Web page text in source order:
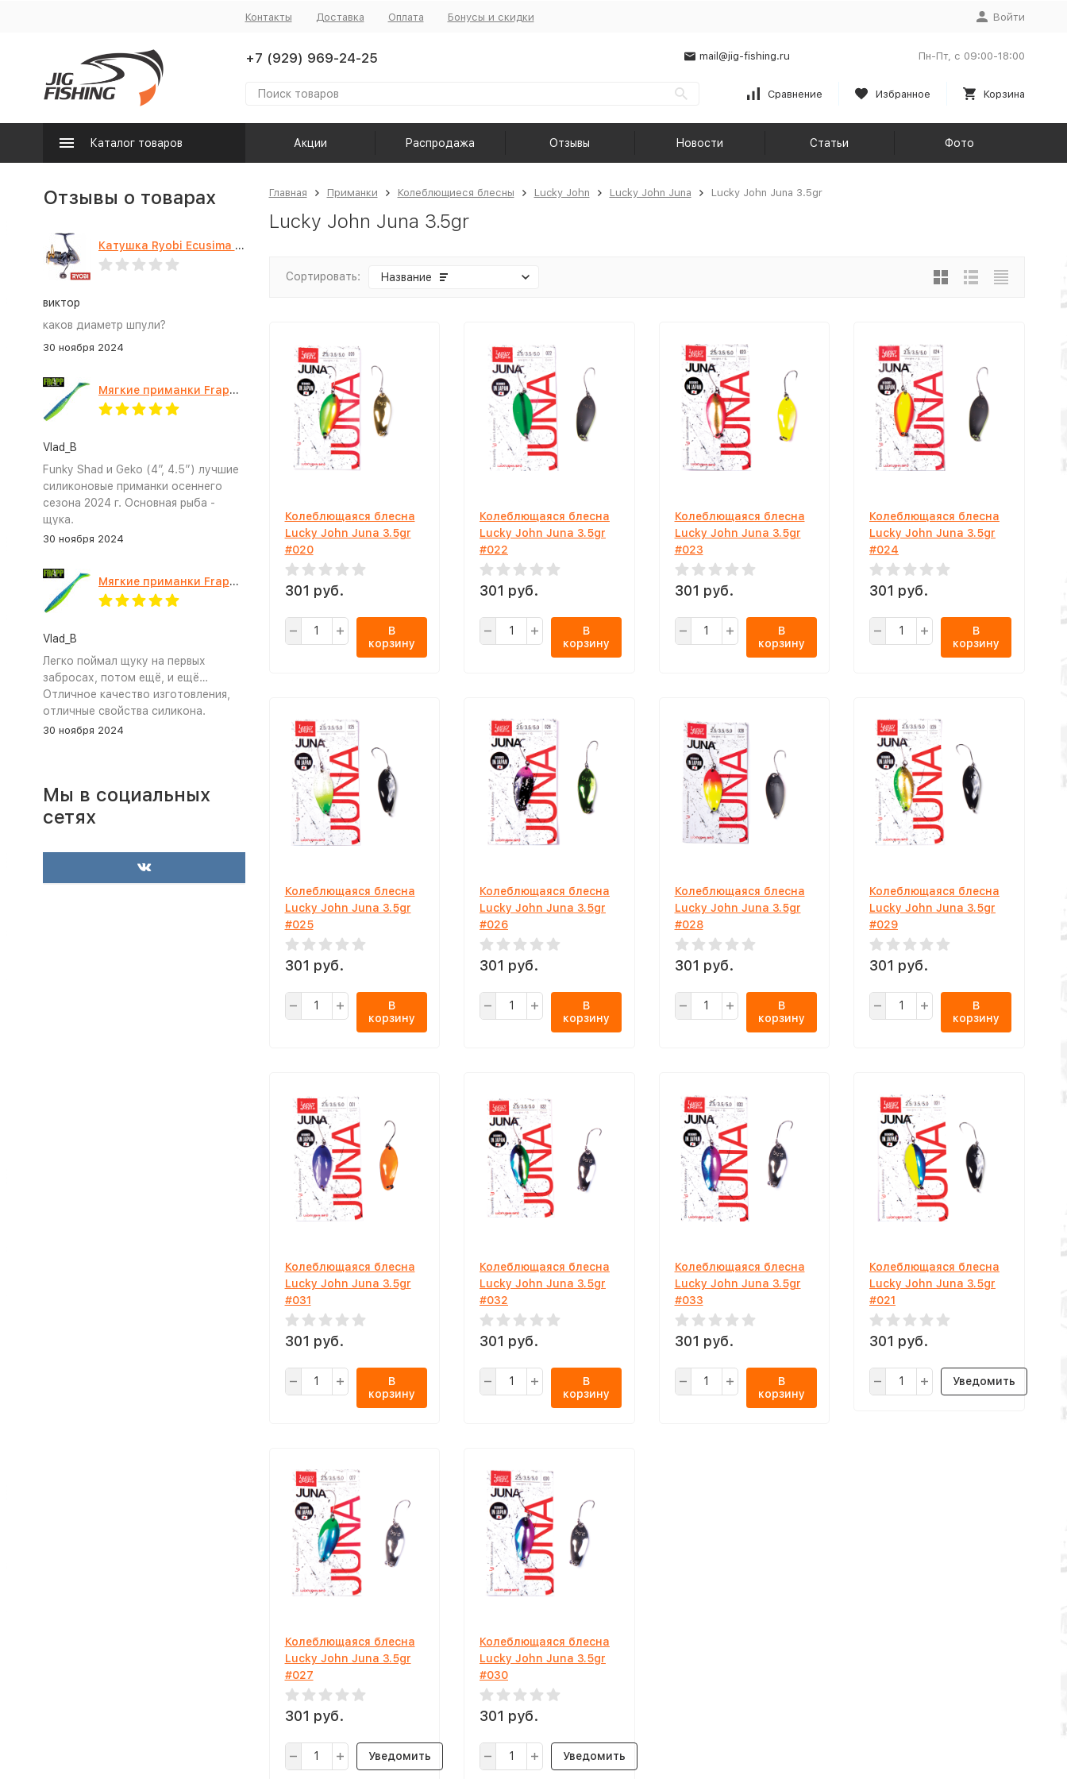
Контакты Доставка Оплата Бонусы и скидки Войти
+7 (929) 969-24-25 mail@jig-fishing.ru Пн-Пт, с 09:00-18:00
Сравнение Избранное Корзина
Каталог товаров Акции Распродажа Отзывы Новости Статьи Фото
Главная Приманки Колеблющиеся блесны Lucky John Lucky John Juna Lucky John Juna 3.5gr
Lucky John Juna 3.5gr
Сортировать: Название
Колеблющаяся блесна
Lucky John Juna 3.5gr
#020
301 руб.
В
корзину
Колеблющаяся блесна
Lucky John Juna 3.5gr
#022
301 руб.
В
корзину
Колеблющаяся блесна
Lucky John Juna 3.5gr
#023
301 руб.
В
корзину
Колеблющаяся блесна
Lucky John Juna 3.5gr
#024
301 руб.
В
корзину
Колеблющаяся блесна
Lucky John Juna 3.5gr
#025
301 руб.
В
корзину
Колеблющаяся блесна
Lucky John Juna 3.5gr
#026
301 руб.
В
корзину
Колеблющаяся блесна
Lucky John Juna 3.5gr
#028
301 руб.
В
корзину
Колеблющаяся блесна
Lucky John Juna 3.5gr
#029
301 руб.
В
корзину
Колеблющаяся блесна
Lucky John Juna 3.5gr
#031
301 руб.
В
корзину
Колеблющаяся блесна
Lucky John Juna 3.5gr
#032
301 руб.
В
корзину
Колеблющаяся блесна
Lucky John Juna 3.5gr
#033
301 руб.
В
корзину
Колеблющаяся блесна
Lucky John Juna 3.5gr
#021
301 руб.
Уведомить
Колеблющаяся блесна
Lucky John Juna 3.5gr
#027
301 руб.
Уведомить
Колеблющаяся блесна
Lucky John Juna 3.5gr
#030
301 руб.
Уведомить
Отзывы о товарах
Катушка Ryobi Ecusima PRO LT 5000
виктор
каков диаметр шпули?
30 ноября 2024
Мягкие приманки Frapp Funky Shad 4" #PAL03
Vlad_B
Funky Shad и Geko (4”, 4.5”) лучшие
силиконовые приманки осеннего
сезона 2024 г. Основная рыба -
щука.
30 ноября 2024
Мягкие приманки Frapp Geko 4.5" #PAL03
Vlad_B
Легко поймал щуку на первых
забросах, потом ещё, и ещё…
Отличное качество изготовления,
отличные свойства силикона.
30 ноября 2024
Мы в социальных
сетях